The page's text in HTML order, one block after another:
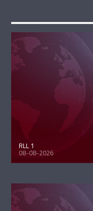
RLL 1
08-08-2026